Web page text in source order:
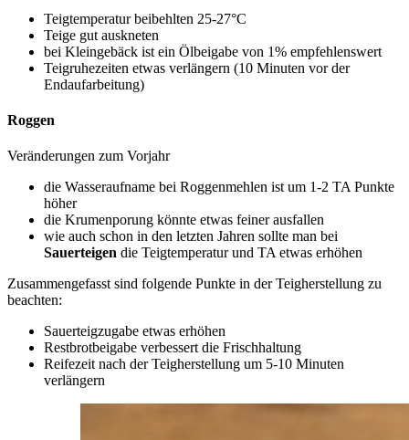
Teigtemperatur beibehlten 25-27°C
Teige gut auskneten
bei Kleingebäck ist ein Ölbeigabe von 1% empfehlenswert
Teigruhezeiten etwas verlängern (10 Minuten vor der
Endaufarbeitung)
Roggen
Veränderungen zum Vorjahr
die Wasseraufname bei Roggenmehlen ist um 1-2 TA Punkte
höher
die Krumenporung könnte etwas feiner ausfallen
wie auch schon in den letzten Jahren sollte man bei
Sauerteigen die Teigtemperatur und TA etwas erhöhen
Zusammengefasst sind folgende Punkte in der Teigherstellung zu
beachten:
Sauerteigzugabe etwas erhöhen
Restbrotbeigabe verbessert die Frischhaltung
Reifezeit nach der Teigherstellung um 5-10 Minuten
verlängern